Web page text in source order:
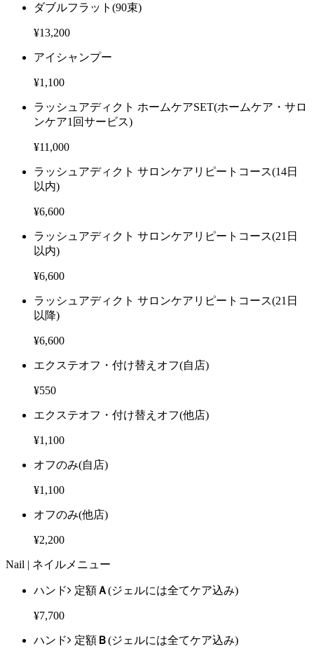
ダブルフラット (90束)
¥13,200
アイシャンプー
¥1,100
ラッシュアディクト ホームケアSET(ホームケア・サロ
ンケア1回サービス)
¥11,000
ラッシュアディクト サロンケアリピートコース(14日
以内)
¥6,600
ラッシュアディクト サロンケアリピートコース(21日
以内)
¥6,600
ラッシュアディクト サロンケアリピートコース(21日
以降)
¥6,600
エクステオフ・付け替えオフ(自店)
¥550
エクステオフ・付け替えオフ(他店)
¥1,100
オフのみ(自店)
¥1,100
オフのみ(他店)
¥2,200
Nail | ネイルメニュー
ハンド 定額 Ａ(ジェルには全てケア込み)
¥7,700
ハンド 定額 Ｂ(ジェルには全てケア込み)